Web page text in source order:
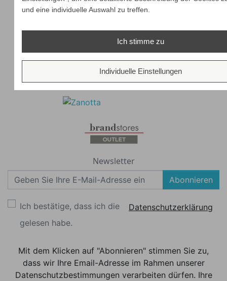
Newsletter
Abonnieren
Ich bestätige, dass ich die
Datenschutzerklärung
gelesen habe.
Mit dem Klicken auf "Abonnieren" stimmen Sie zu,
dass wir Ihre Email-Adresse im Rahmen unserer
Datenschutzbestimmungen verarbeiten dürfen. Ihre
und eine individuelle Auswahl zu treffen.
Ich stimme zu
Individuelle Einstellungen